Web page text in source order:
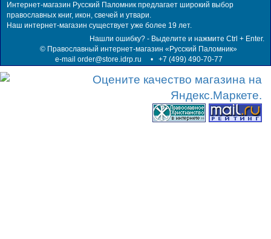
Интернет-магазин Русский Паломник предлагает широкий выбор
православных книг, икон, свечей и утвари.
Наш интернет-магазин существует уже более 19 лет.
Нашли ошибку? - Выделите и нажмите Ctrl + Enter.
© Православный интернет-магазин «Русский Паломник»
e-mail order@store.idrp.ru • +7 (499) 490-70-77